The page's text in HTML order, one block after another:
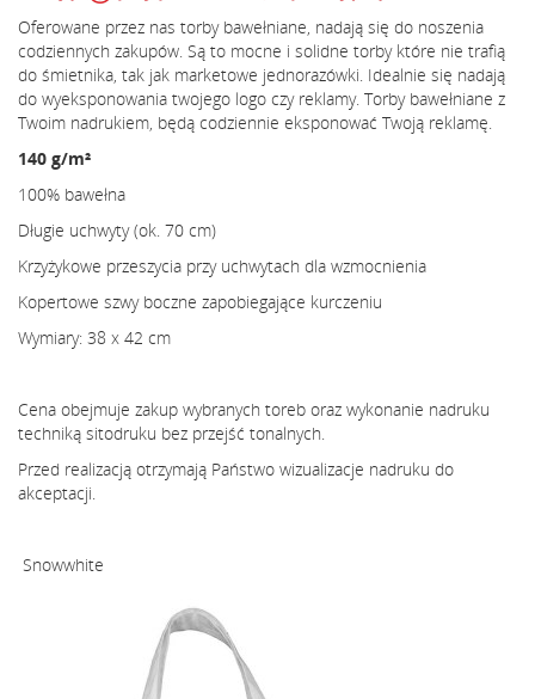
Oferowane przez nas torby bawełniane, nadają się do noszenia
codziennych zakupów. Są to mocne i solidne torby które nie trafią
do śmietnika, tak jak marketowe jednorazówki. Idealnie się nadają
do wyeksponowania twojego logo czy reklamy. Torby bawełniane z
Twoim nadrukiem, będą codziennie eksponować Twoją reklamę.
140 g/m²
100% bawełna
Długie uchwyty (ok. 70 cm)
Krzyżykowe przeszycia przy uchwytach dla wzmocnienia
Kopertowe szwy boczne zapobiegające kurczeniu
Wymiary: 38 x 42 cm
Cena obejmuje zakup wybranych toreb oraz wykonanie nadruku
techniką sitodruku bez przejść tonalnych.
Przed realizacją otrzymają Państwo wizualizacje nadruku do
akceptacji.
Snowwhite